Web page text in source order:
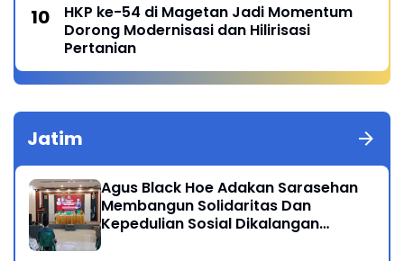
HKP ke-54 di Magetan Jadi Momentum
Dorong Modernisasi dan Hilirisasi
Pertanian
Jatim
Agus Black Hoe Adakan Sarasehan
Membangun Solidaritas Dan
Kepedulian Sosial Dikalangan